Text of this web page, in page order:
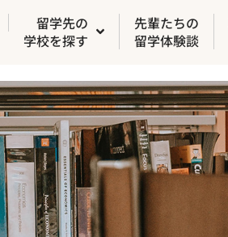
留学先の
学校を探す
先輩たちの
留学体験談